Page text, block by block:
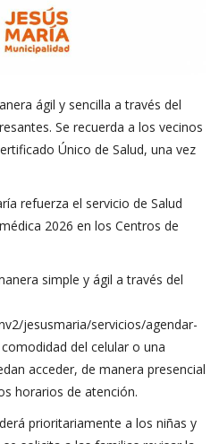
ágil y sencilla a través del
Se recuerda a los vecinos
Único de Salud, una vez
refuerza el servicio de Salud
2026 en los Centros de
simple y ágil a través del
jesusmaria/servicios/agendar-
del celular o una
acceder, de manera presencial
horarios de atención.
prioritariamente a los niñas y